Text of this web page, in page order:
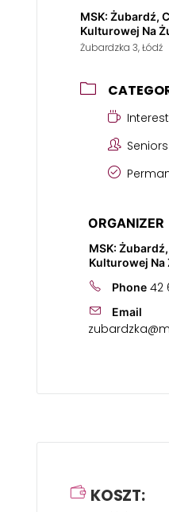
MSK: Żubardź,
Kulturowej Na
Żubardzka 3, Łódź
Seniors
ORGANIZER
MSK:
Kulturowej Na
Phone 42
Email
KOSZT: